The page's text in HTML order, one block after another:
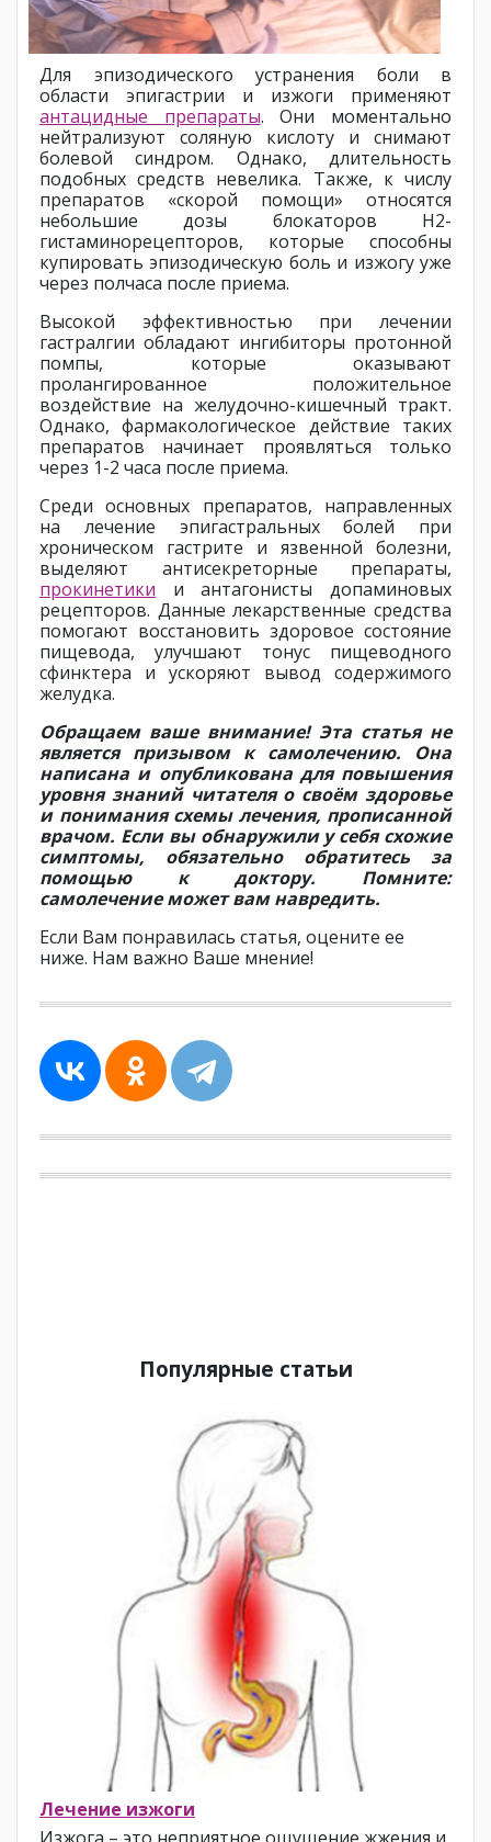
Для эпизодического устранения боли в
области эпигастрии и изжоги применяют
антацидные препараты. Они моментально
нейтрализуют соляную кислоту и снимают
болевой синдром. Однако, длительность
подобных средств невелика. Также, к числу
препаратов «скорой помощи» относятся
небольшие дозы блокаторов Н2-
гистаминорецепторов, которые способны
купировать эпизодическую боль и изжогу уже
через полчаса после приема.
Высокой эффективностью при лечении
гастралгии обладают ингибиторы протонной
помпы, которые оказывают
пролангированное положительное
воздействие на желудочно-кишечный тракт.
Однако, фармакологическое действие таких
препаратов начинает проявляться только
через 1-2 часа после приема.
Среди основных препаратов, направленных
на лечение эпигастральных болей при
хроническом гастрите и язвенной болезни,
выделяют антисекреторные препараты,
прокинетики и антагонисты допаминовых
рецепторов. Данные лекарственные средства
помогают восстановить здоровое состояние
пищевода, улучшают тонус пищеводного
сфинктера и ускоряют вывод содержимого
желудка.
Обращаем ваше внимание! Эта статья не
является призывом к самолечению. Она
написана и опубликована для повышения
уровня знаний читателя о своём здоровье
и понимания схемы лечения, прописанной
врачом. Если вы обнаружили у себя схожие
симптомы, обязательно обратитесь за
помощью к доктору. Помните:
самолечение может вам навредить.
Если Вам понравилась статья, оцените ее
ниже. Нам важно Ваше мнение!
Популярные статьи
Лечение изжоги